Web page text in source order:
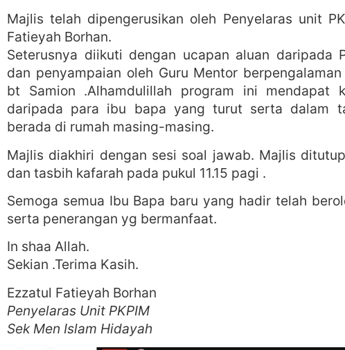
Majlis telah dipengerusikan oleh Penyelaras unit
Fatieyah Borhan.
Seterusnya diikuti dengan ucapan aluan daripada
dan penyampaian oleh Guru Mentor
bt Samion .Alhamdulillah program ini mendapat
daripada para ibu bapa yang turut serta dalam
berada di rumah masing-masing.
Majlis diakhiri dengan sesi soal jawab. Majlis
dan tasbih kafarah pada pukul 11.15 pagi .
Semoga semua Ibu Bapa baru yang hadir telah
serta penerangan yg bermanfaat.
In shaa Allah.
Sekian .Terima Kasih.
Ezzatul Fatieyah Borhan
Penyelaras Unit PKPIM
Sek Men Islam Hidayah